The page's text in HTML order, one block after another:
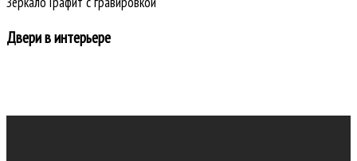
Двери в интерьере